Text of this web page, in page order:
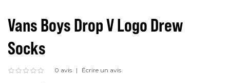
Vans Boys Drop V Logo Drew
Socks
0 avis Écrire un avis